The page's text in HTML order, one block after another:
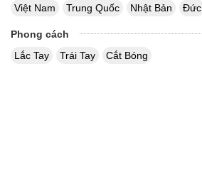
Việt Nam
Trung Quốc Nhật Bản Đức
Phong cách
Lắc Tay
Trái Tay Cắt Bóng